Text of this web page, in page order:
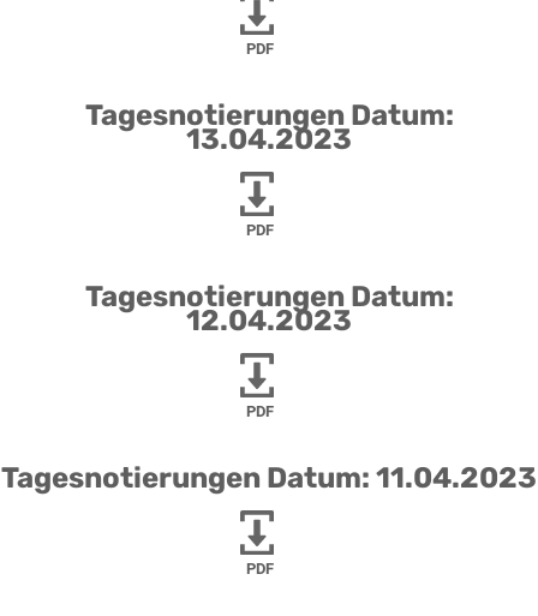
PDF
Tagesnotierungen Datum:
13.04.2023
PDF
Tagesnotierungen Datum:
12.04.2023
PDF
Tagesnotierungen Datum: 11.04.2023
PDF